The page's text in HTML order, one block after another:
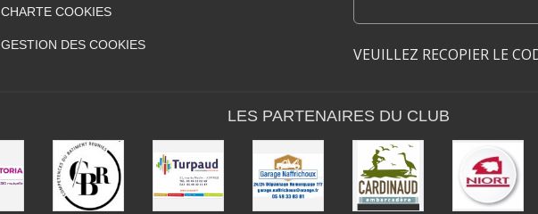
CHARTE COOKIES
GESTION DES COOKIES VEUILLEZ RECOPIER LE
LES PARTENAIRES DU CLUB